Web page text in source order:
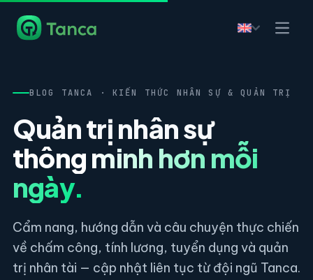
BLOG TANCA · KIẾN THỨC NHÂN SỰ & QUẢN TRỊ
Quản trị nhân sự
thông minh hơn mỗi
ngày.
Cẩm nang, hướng dẫn và câu chuyện thực chiến
về chấm công, tính lương, tuyển dụng và quản
trị nhân tài — cập nhật liên tục từ đội ngũ Tanca.